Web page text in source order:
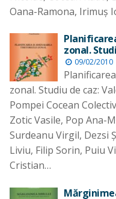
Oana-Ramona, Irimuş
zonal.
09/02/2010
zonal. Studiu de caz:
Pompei Cocean
Zotic Vasile, Pop Ana-
Surdeanu Virgil, Dezsi
Liviu, Filip Sorin, Puiu
Cristian…